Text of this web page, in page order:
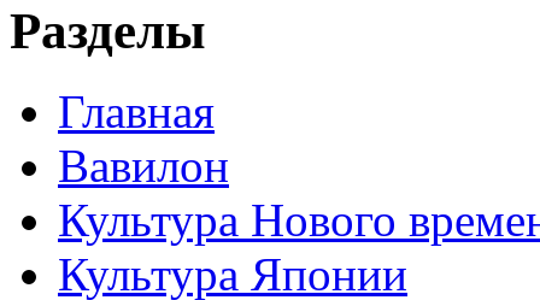
Разделы
Главная
Вавилон
Культура Нового
Культура Японии